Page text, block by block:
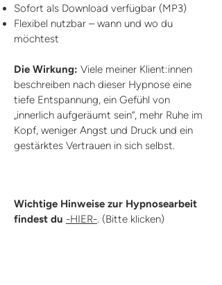
Sofort als Download verfügbar (MP3)
Flexibel nutzbar – wann und wo du
möchtest
Die Wirkung: Viele meiner Klient:innen
beschreiben nach dieser Hypnose eine
tiefe Entspannung, ein Gefühl von
„innerlich aufgeräumt sein“, mehr Ruhe im
Kopf, weniger Angst und Druck und ein
gestärktes Vertrauen in sich selbst.
Wichtige Hinweise zur Hypnosearbeit
findest du -HIER-. (Bitte klicken)